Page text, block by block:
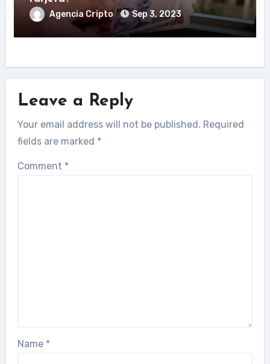
Agencia Cripto Sep 3, 2023
Leave a Reply
Your email address will not be published. Required
fields are marked *
Comment *
Name *